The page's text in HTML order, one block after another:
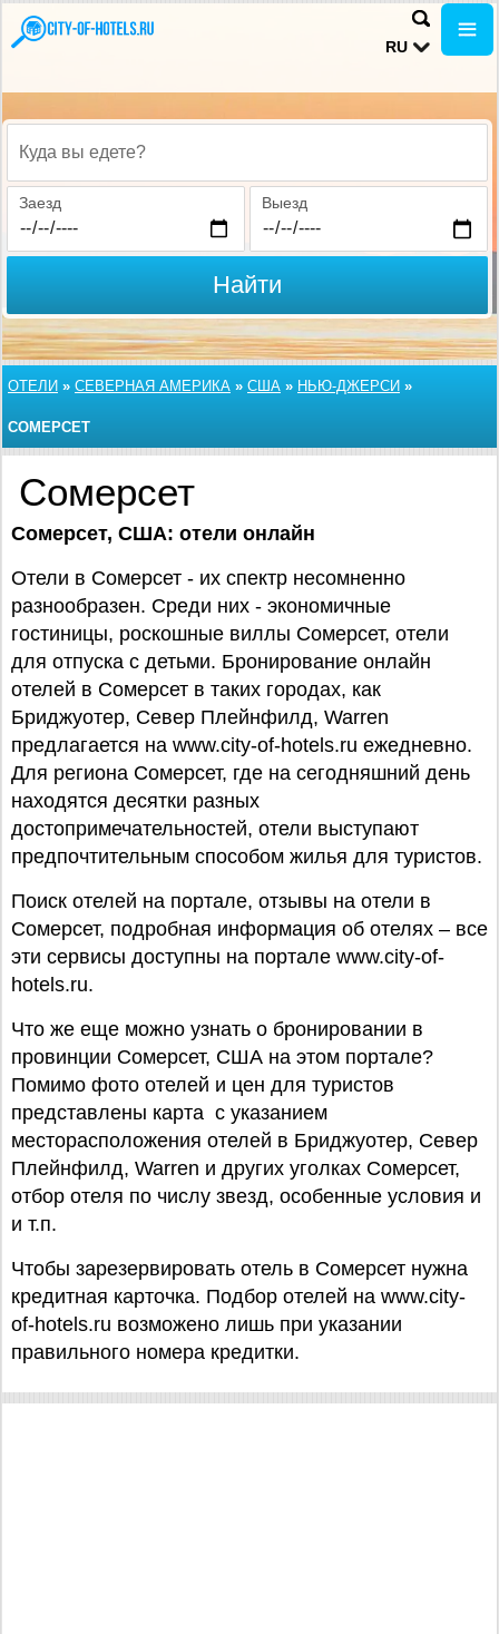
RU
Куда вы едете?
Заезд Выезд
Найти
ОТЕЛИ » СЕВЕРНАЯ АМЕРИКА » США » НЬЮ-ДЖЕРСИ »
СОМЕРСЕТ
Сомерсет
Сомерсет, США: отели онлайн
Отели в Сомерсет - их спектр несомненно
разнообразен. Среди них - экономичные
гостиницы, роскошные виллы Сомерсет, отели
для отпуска с детьми. Бронирование онлайн
отелей в Сомерсет в таких городах, как
Бриджуотер, Север Плейнфилд, Warren
предлагается на www.city-of-hotels.ru ежедневно.
Для региона Сомерсет, где на сегодняшний день
находятся десятки разных
достопримечательностей, отели выступают
предпочтительным способом жилья для туристов.
Поиск отелей на портале, отзывы на отели в
Сомерсет, подробная информация об отелях – все
эти сервисы доступны на портале www.city-of-
hotels.ru.
Что же еще можно узнать о бронировании в
провинции Сомерсет, США на этом портале?
Помимо фото отелей и цен для туристов
представлены карта с указанием
месторасположения отелей в Бриджуотер, Север
Плейнфилд, Warren и других уголках Сомерсет,
отбор отеля по числу звезд, особенные условия и
и т.п.
Чтобы зарезервировать отель в Сомерсет нужна
кредитная карточка. Подбор отелей на www.city-
of-hotels.ru возможено лишь при указании
правильного номера кредитки.